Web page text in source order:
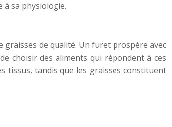
à sa physiologie.
de qualité. Un furet prospère avec
choisir des aliments qui répondent à ces
tissus, tandis que les graisses constituent